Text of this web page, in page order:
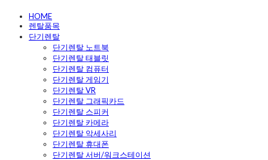
HOME
렌탈품목
단기렌탈
단기렌탈 노트북
단기렌탈 태블릿
단기렌탈 컴퓨터
단기렌탈 게임기
단기렌탈 VR
단기렌탈 그래픽카드
단기렌탈 스피커
단기렌탈 카메라
단기렌탈 악세사리
단기렌탈 휴대폰
단기렌탈 서버/워크스테이션